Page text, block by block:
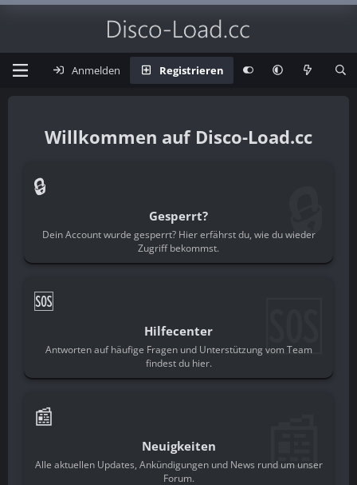
Anmelden Registrieren
Disco-Load.cc
🔒
Gesperrt?
Dein Account wurde gesperrt? Hier erfährst du, wie du wieder
Zugriff bekommst.
🔒
🆘
Hilfecenter
Antworten auf häufige Fragen und Unterstützung vom Team
findest du hier.
🆘
📰
Neuigkeiten
Alle aktuellen Updates, Ankündigungen und News rund um unser
Forum.
📰